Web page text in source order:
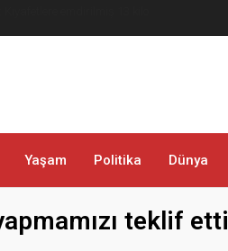
Yaşam Politika Dünya
teklif etti